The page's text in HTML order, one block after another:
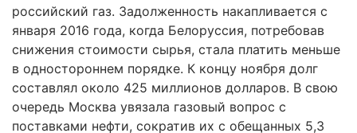
российский газ. Задолженность накапливается с
января 2016 года, когда Белоруссия, потребовав
снижения стоимости сырья, стала платить меньше
в одностороннем порядке. К концу ноября долг
составлял около 425 миллионов долларов. В свою
очередь Москва увязала газовый вопрос с
поставками нефти, сократив их с обещанных 5,3